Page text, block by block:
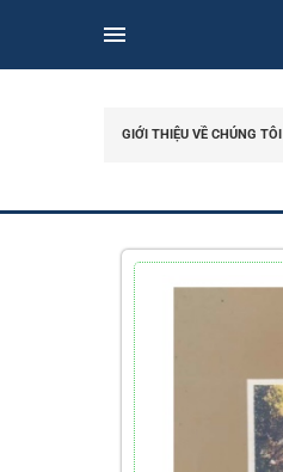
GIỚI THIỆU VỀ CHÚNG TÔI